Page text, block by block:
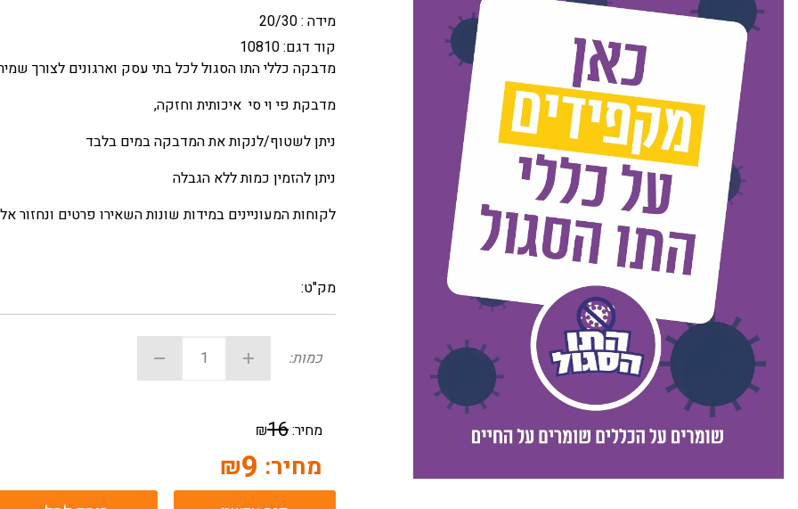
מידה : 20/30
קוד דגם:10810
מדבקה כללי התו הסגול לכל בתי עסק וארגונים לצורך
מדבקת פי וי סי איכותית וחזקה,
ניתן לשטוף/לנקות את המדבקה במים בלבד
ניתן להזמין כמות ללא הגבלה
לקוחות המעוניינים במידות שונות השאירו פרטים ונחזור
מק"ט:
כמות:
מחיר:16
₪
מחיר: 9
₪